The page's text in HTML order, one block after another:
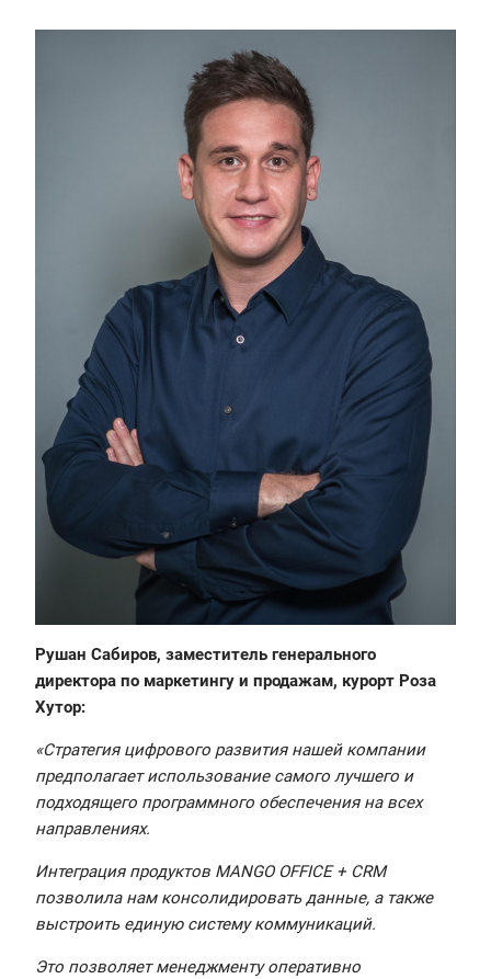
Рушан Сабиров, заместитель генерального
директора по маркетингу и продажам, курорт Роза
Хутор:
«Стратегия цифрового развития нашей компании
предполагает использование самого лучшего и
подходящего программного обеспечения на всех
направлениях.
Интеграция продуктов MANGO OFFICE + CRM
позволила нам консолидировать данные, а также
выстроить единую систему коммуникаций.
Это позволяет менеджменту оперативно